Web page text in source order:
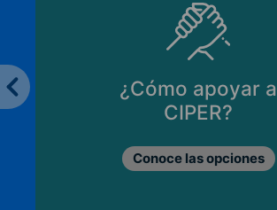
¿Cómo apoyar a
CIPER?
Conoce las opciones